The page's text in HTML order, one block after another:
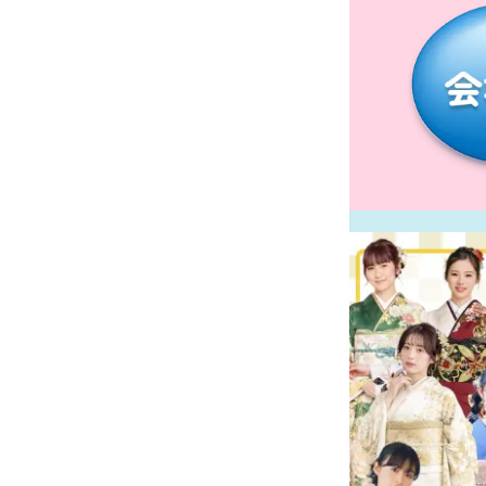
エリア最大級の振袖